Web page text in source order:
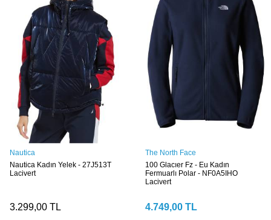
Nautica
Nautica Kadın Yelek - 27J513T
Lacivert
3.299,00 TL
The North Face
100 Glacıer Fz - Eu Kadın
Fermuarlı Polar - NF0A5IHO
Lacivert
4.749,00 TL